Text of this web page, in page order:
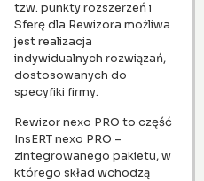
tzw. punkty rozszerzeń i
Sferę dla Rewizora możliwa
jest realizacja
indywidualnych rozwiązań,
dostosowanych do
specyfiki firmy.
Rewizor nexo PRO to część
InsERT nexo PRO –
zintegrowanego pakietu, w
którego skład wchodzą